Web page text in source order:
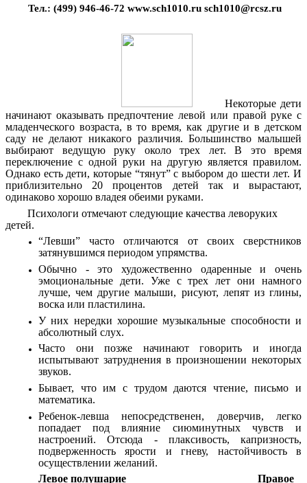
Тел.: (499) 946-46-72 www.sch1010.ru sch1010@rcsz.ru
Некоторые дети
начинают оказывать предпочтение левой или правой руке с
младенческого возраста, в то время, как другие и в детском
саду не делают никакого различия. Большинство малышей
выбирают ведущую руку около трех лет. В это время
переключение с одной руки на другую является правилом.
Однако есть дети, которые “тянут” с выбором до шести лет. И
приблизительно 20 процентов детей так и вырастают,
одинаково хорошо владея обеими руками.
Психологи отмечают следующие качества леворуких
детей.
“Левши” часто отличаются от своих сверстников
затянувшимся периодом упрямства.
Обычно - это художественно одаренные и очень
эмоциональные дети. Уже с трех лет они намного
лучше, чем другие малыши, рисуют, лепят из глины,
воска или пластилина.
У них нередки хорошие музыкальные способности и
абсолютный слух.
Часто они позже начинают говорить и иногда
испытывают затруднения в произношении некоторых
звуков.
Бывает, что им с трудом даются чтение, письмо и
математика.
Ребенок-левша непосредственен, доверчив, легко
попадает под влияние сиюминутных чувств и
настроений. Отсюда - плаксивость, капризность,
подверженность ярости и гневу, настойчивость в
осуществлении желаний.
Левое полушарие Правое